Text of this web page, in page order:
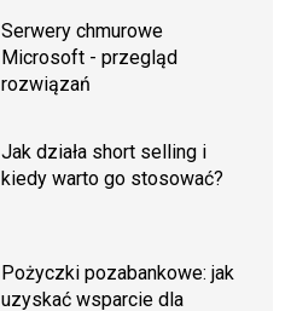
Serwery chmurowe
Microsoft - przegląd
rozwiązań
Jak działa short selling i
kiedy warto go stosować?
Pożyczki pozabankowe: jak
uzyskać wsparcie dla